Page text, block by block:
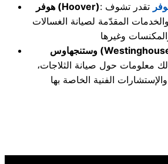
هوفر(Hoover) تقدر تشوف
المقدّمة لصيانة الغسالات
وستنجهاوس
معلومات حول صيانة الثلاجات،